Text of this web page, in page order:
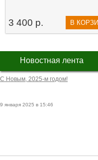
3 400 р. В
Новостная лента
С Новым, 2025-м годом!
9 января 2025 в 15:46